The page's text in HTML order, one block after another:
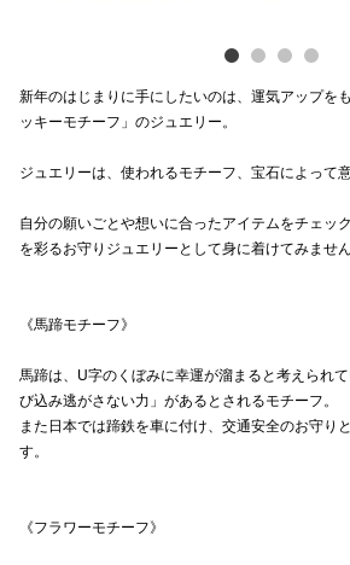
新年のはじまりに手にしたいのは、運気アップを
ッキーモチーフ」のジュエリー。
ジュエリーは、使われるモチーフ、宝石によって
自分の願いごとや想いに合ったアイテムをチェッ
を彩るお守りジュエリーとして身に着けてみません
《馬蹄モチーフ》
馬蹄は、U字のくぼみに幸運が溜まると考えられ
び込み逃がさない力」があるとされるモチーフ。
また日本では蹄鉄を車に付け、交通安全のお守り
す。
《フラワーモチーフ》